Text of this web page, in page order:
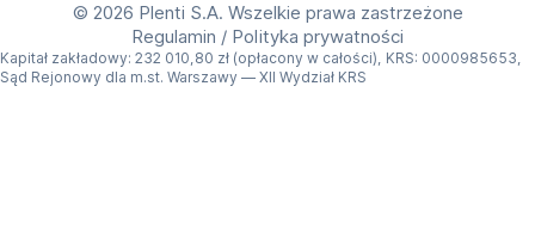
© 2026 Plenti S.A. Wszelkie prawa zastrzeżone
Regulamin / Polityka prywatności
Kapitał zakładowy: 232 010,80 zł (opłacony w całości), KRS: 0000985653,
Sąd Rejonowy dla m.st. Warszawy — XII Wydział KRS